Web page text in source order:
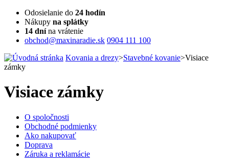
Odosielanie do 24 hodín
Nákupy na splátky
14 dnína vrátenie
obchod@maxinaradie.sk 0904 111 100
Kovania a drezy>Stavebné kovanie>Visiace
zámky
Visiace zámky
O spoločnosti
Obchodné podmienky
Ako nakupovať
Doprava
Záruka a reklamácie